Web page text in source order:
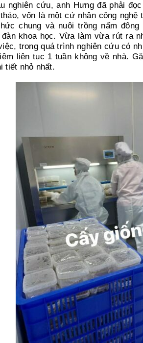
nghiên cứu, anh Hưng đã phải
vốn là một cử nhân công
chung và nuôi trồng nấm
khoa học. Vừa làm vừa rút ra
trong quá trình nghiên cứu có
liên tục 1 tuần không về nhà.
tiết nhỏ nhất.